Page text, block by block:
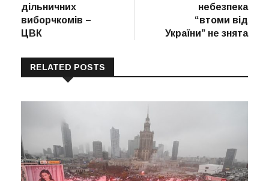
дільничних
виборчкомів –
ЦВК
небезпека
“втоми від
України” не знята
RELATED POSTS